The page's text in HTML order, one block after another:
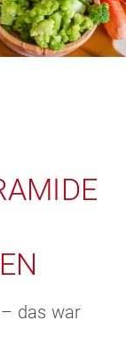
das war